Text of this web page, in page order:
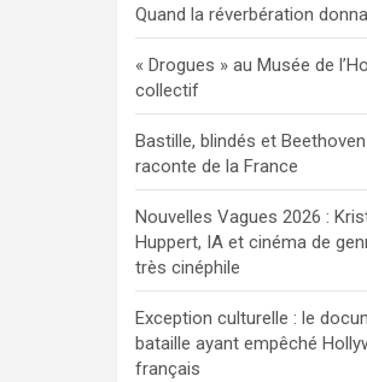
Quand la réverbération
« Drogues » au Musée de
collectif
Bastille, blindés et
raconte de la France
Nouvelles Vagues 2026 :
Huppert, IA et cinéma de
très cinéphile
Exception culturelle : le
bataille ayant empêché
français